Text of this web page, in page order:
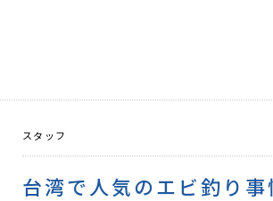
スタッフ
台湾で人気のエビ釣り事